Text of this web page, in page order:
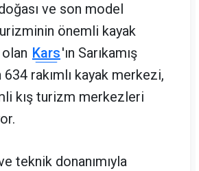
ve son model
önemli kayak
Kars'ın Sarıkamış
rakımlı kayak merkezi,
kış turizm merkezleri
teknik donanımıyla